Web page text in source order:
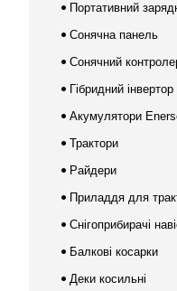
Портативний
Сонячна панель
Сонячний
Гібридний інвертор
Акумулятори
Трактори
Райдери
Приладдя для
Снігоприбирачі
Балкові косарки
Деки косильні